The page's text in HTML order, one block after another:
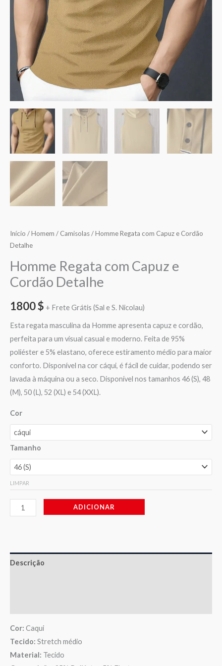
Início /Homem / Camisolas/ Homme Regata com Capuz e Cordão
Detalhe
Homme Regata com Capuz e
Cordão Detalhe
1800$ + Frete Grátis (Sal e S. Nicolau)
Esta regata masculina da Homme apresenta capuz e cordão,
perfeita para um visual casual e moderno. Feita de 95%
poliéster e 5% elastano, oferece estiramento médio para maior
conforto. Disponível na cor cáqui, é fácil de cuidar, podendo ser
lavada à máquina ou a seco. Disponível nos tamanhos 46 (S), 48
(M), 50 (L), 52 (XL) e 54 (XXL).
Cor
Tamanho
LIMPAR
ADICIONAR
Descrição
Cor: Caqui
Tecido: Stretch médio
Material: Tecido